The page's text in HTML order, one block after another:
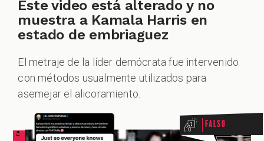
Este video está alterado y no
muestra a Kamala Harris en
estado de embriaguez
El metraje de la líder demócrata fue intervenido
con métodos usualmente utilizados para
asemejar el alicoramiento.
Falso